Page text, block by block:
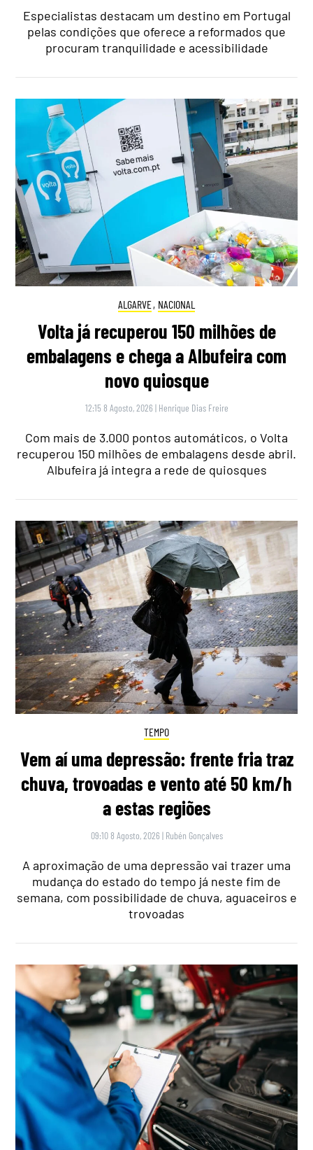
Especialistas destacam um destino em Portugal
pelas condições que oferece a reformados que
procuram tranquilidade e acessibilidade
ALGARVE, NACIONAL
Volta já recuperou 150 milhões de
embalagens e chega a Albufeira com
novo quiosque
12:15 8 Agosto, 2026 | Henrique Dias Freire
Com mais de 3.000 pontos automáticos, o Volta
recuperou 150 milhões de embalagens desde abril.
Albufeira já integra a rede de quiosques
TEMPO
Vem aí uma depressão: frente fria traz
chuva, trovoadas e vento até 50 km/h
a estas regiões
09:10 8 Agosto, 2026 | Rubén Gonçalves
A aproximação de uma depressão vai trazer uma
mudança do estado do tempo já neste fim de
semana, com possibilidade de chuva, aguaceiros e
trovoadas